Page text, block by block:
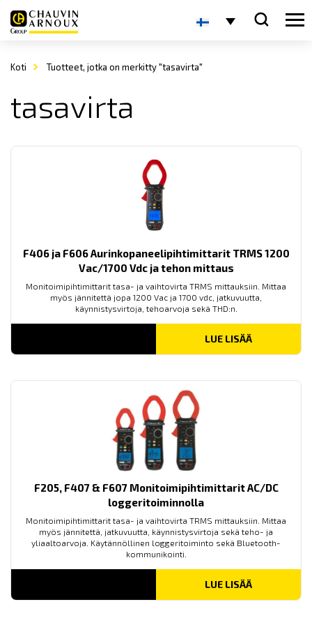
Koti Tuotteet, jotka on merkitty "tasavirta"
tasavirta
F406 ja F606 Aurinkopaneelipihtimittarit TRMS 1200
Vac/1700 Vdc ja tehon mittaus
Monitoimipihtimittarit tasa- ja vaihtovirta TRMS mittauksiin. Mittaa
myös jännitettä jopa 1200 Vac ja 1700 vdc, jatkuvuutta,
käynnistysvirtoja, tehoarvoja sekä THD:n.
LUE LISÄÄ
F205, F407 & F607 Monitoimipihtimittarit AC/DC
loggeritoiminnolla
Monitoimipihtimittarit tasa- ja vaihtovirta TRMS mittauksiin. Mittaa
myös jännitettä, jatkuvuutta, käynnistysvirtoja sekä teho- ja
yliaaltoarvoja. Käytännöllinen loggeritoiminto sekä Bluetooth-
kommunikointi.
LUE LISÄÄ